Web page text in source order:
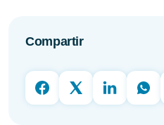
Compartir